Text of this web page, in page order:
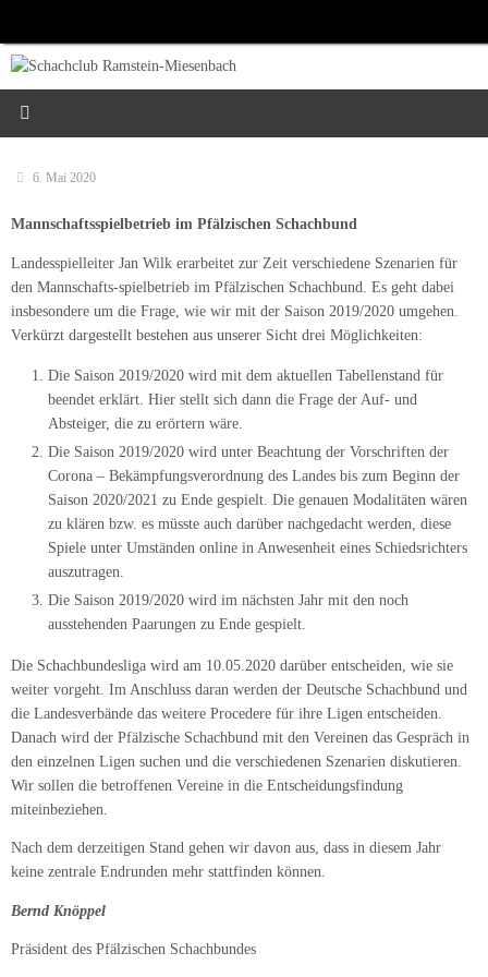
springen
6. Mai 2020
Mannschaftsspielbetrieb im Pfälzischen Schachbund
Landesspielleiter Jan Wilk erarbeitet zur Zeit verschiedene Szenarien für
den Mannschafts-spielbetrieb im Pfälzischen Schachbund. Es geht dabei
insbesondere um die Frage, wie wir mit der Saison 2019/2020 umgehen.
Verkürzt dargestellt bestehen aus unserer Sicht drei Möglichkeiten:
Die Saison 2019/2020 wird mit dem aktuellen Tabellenstand für
beendet erklärt. Hier stellt sich dann die Frage der Auf- und
Absteiger, die zu erörtern wäre.
Die Saison 2019/2020 wird unter Beachtung der Vorschriften der
Corona – Bekämpfungsverordnung des Landes bis zum Beginn der
Saison 2020/2021 zu Ende gespielt. Die genauen Modalitäten wären
zu klären bzw. es müsste auch darüber nachgedacht werden, diese
Spiele unter Umständen online in Anwesenheit eines Schiedsrichters
auszutragen.
Die Saison 2019/2020 wird im nächsten Jahr mit den noch
ausstehenden Paarungen zu Ende gespielt.
Die Schachbundesliga wird am 10.05.2020 darüber entscheiden, wie sie
weiter vorgeht. Im Anschluss daran werden der Deutsche Schachbund und
die Landesverbände das weitere Procedere für ihre Ligen entscheiden.
Danach wird der Pfälzische Schachbund mit den Vereinen das Gespräch in
den einzelnen Ligen suchen und die verschiedenen Szenarien diskutieren.
Wir sollen die betroffenen Vereine in die Entscheidungsfindung
miteinbeziehen.
Nach dem derzeitigen Stand gehen wir davon aus, dass in diesem Jahr
keine zentrale Endrunden mehr stattfinden können.
Bernd Knöppel
Präsident des Pfälzischen Schachbundes